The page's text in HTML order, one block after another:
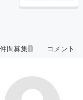
仲間募集 1 コメント